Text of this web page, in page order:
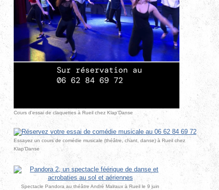
Cours d'essai de claquettes à Rueil chez Klap'Danse
Essayez un cours de comédie musicale (théâtre, chant, danse) à Rueil chez
Klap'Danse
Spectacle Pandora au théâtre André Malraux à Rueil le 9 juin